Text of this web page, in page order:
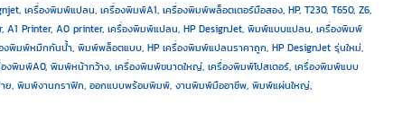
เครื่องพิมพ์แปลน, เครื่องพิมพ์A1, เครื่องพิมพ์พล็อตเตอร์มือสอง, HP, T230, T650, Z6,
A1 Printer, A0 printer, เครื่องพิมพ์แปลน, HP DesignJet, พิมพ์แบบแปลน, เครื่องพิมพ์
พิมพ์หมึกกันน้ำ, พิมพ์พล็อตแบบ, HP เครื่องพิมพ์แปลนราคาถูก, HP DesignJet รุ่นใหม่,
พิมพ์A0, พิมพ์หน้ากว้าง, เครื่องพิมพ์ขนาดใหญ่, เครื่องพิมพ์โปสเตอร์, เครื่องพิมพ์แบบ
ย, พิมพ์งานกราฟิก, ออกแบบพร้อมพิมพ์, งานพิมพ์มืออาชีพ, พิมพ์แผ่นใหญ่,